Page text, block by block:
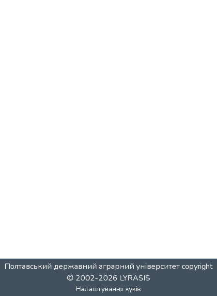
Полтавський державний аграрний університетcopyright
© 2002-2026 LYRASIS
Налаштування куків